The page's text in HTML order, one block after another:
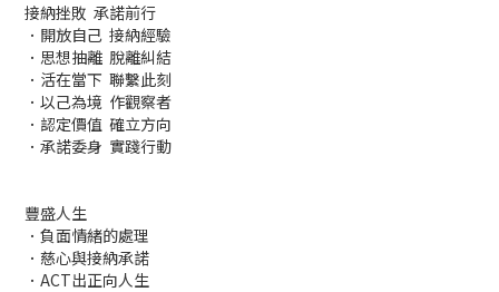
接納挫敗 承諾前行
．開放自己 接納經驗
．思想抽離 脫離糾結
．活在當下 聯繫此刻
．以己為境 作觀察者
．認定價值 確立方向
．承諾委身 實踐行動
豐盛人生
．負面情緒的處理
．慈心與接納承諾
．ACT出正向人生